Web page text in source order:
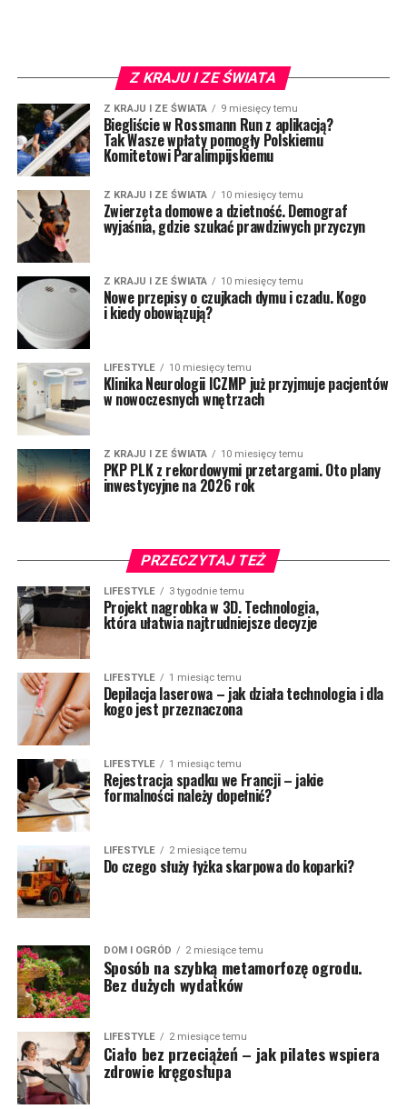
Z KRAJU I ZE ŚWIATA
Z KRAJU I ZE ŚWIATA 9 miesięcy temu
Biegliście w Rossmann Run z aplikacją?
Tak Wasze wpłaty pomogły Polskiemu
Komitetowi Paralimpijskiemu
Z KRAJU I ZE ŚWIATA 10 miesięcy temu
Zwierzęta domowe a dzietność. Demograf
wyjaśnia, gdzie szukać prawdziwych przyczyn
Z KRAJU I ZE ŚWIATA 10 miesięcy temu
Nowe przepisy o czujkach dymu i czadu. Kogo
i kiedy obowiązują?
LIFESTYLE 10 miesięcy temu
Klinika Neurologii ICZMP już przyjmuje pacjentów
w nowoczesnych wnętrzach
Z KRAJU I ZE ŚWIATA 10 miesięcy temu
PKP PLK z rekordowymi przetargami. Oto plany
inwestycyjne na 2026 rok
PRZECZYTAJ TEŻ
LIFESTYLE 3 tygodnie temu
Projekt nagrobka w 3D. Technologia,
która ułatwia najtrudniejsze decyzje
LIFESTYLE 1 miesiąc temu
Depilacja laserowa – jak działa technologia i dla
kogo jest przeznaczona
LIFESTYLE 1 miesiąc temu
Rejestracja spadku we Francji – jakie
formalności należy dopełnić?
LIFESTYLE 2 miesiące temu
Do czego służy łyżka skarpowa do koparki?
DOM I OGRÓD 2 miesiące temu
Sposób na szybką metamorfozę ogrodu.
Bez dużych wydatków
LIFESTYLE 2 miesiące temu
Ciało bez przeciążeń – jak pilates wspiera
zdrowie kręgosłupa